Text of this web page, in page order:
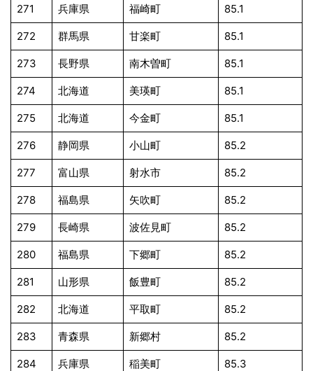
271 兵庫県 福崎町 85.1
272 群馬県 甘楽町 85.1
273 長野県 南木曽町 85.1
274 北海道 美瑛町 85.1
275 北海道 今金町 85.1
276 静岡県 小山町 85.2
277 富山県 射水市 85.2
278 福島県 矢吹町 85.2
279 長崎県 波佐見町 85.2
280 福島県 下郷町 85.2
281 山形県 飯豊町 85.2
282 北海道 平取町 85.2
283 青森県 新郷村 85.2
284 兵庫県 稲美町 85.3